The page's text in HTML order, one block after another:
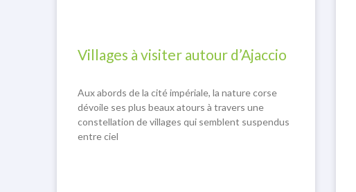
Villages à visiter autour d’Ajaccio
Aux abords de la cité impériale, la nature corse
dévoile ses plus beaux atours à travers une
constellation de villages qui semblent suspendus
entre ciel